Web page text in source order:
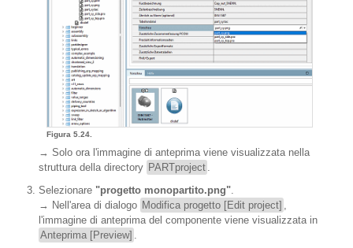
Figura 5.24.
→ Solo ora l'immagine di anteprima viene visualizzata nella
struttura della directory PARTproject
Selezionare "progetto monopartito.png"
→ Nell'area di dialogo Modifica progetto [Edit project]
l'immagine di anteprima del componente viene visualizzata in
Anteprima [Preview]